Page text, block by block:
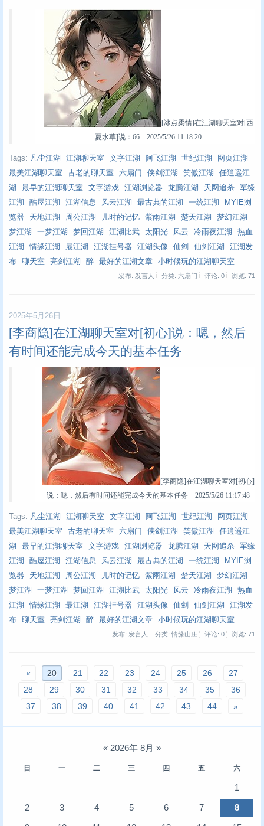
[冰点柔情]在江湖聊天室对[西
夏水草]说：66 2025/5/26 11:18:20
Tags: 凡尘江湖 江湖聊天室 文字江湖 阿飞江湖 世纪江湖
网页江湖
最美江湖聊天室
古老的聊天室 六扇门 侠剑江湖 笑傲江湖
任逍遥江
湖
最早的江湖聊天室 文字游戏 江湖浏览器 龙腾江湖 天网追杀
军缘
江湖
酷屋江湖 江湖信息 风云江湖 最古典的江湖 一统江湖
MYIE浏
览器
天地江湖 周公江湖 儿时的记忆 紫雨江湖 楚天江湖
梦幻江湖
梦江湖
一梦江湖 梦回江湖 江湖比武 太阳光 风云 冷雨夜江湖
热血
江湖
情缘江湖 最江湖 江湖挂号器 江湖头像 仙剑 仙剑江湖
江湖发
布
聊天室 亮剑江湖 醉 最好的江湖文章 小时候玩的江湖聊天室
发布: 发言人 分类: 六扇门 评论: 0 浏览: 71
2025年5月26日
[李商隐]在江湖聊天室对[初心]说：嗯，然后
有时间还能完成今天的基本任务
[李商隐]在江湖聊天室对[初心]
说：嗯，然后有时间还能完成今天的基本任务 2025/5/26 11:17:48
Tags: 凡尘江湖 江湖聊天室 文字江湖 阿飞江湖 世纪江湖
网页江湖
最美江湖聊天室
古老的聊天室 六扇门 侠剑江湖 笑傲江湖
任逍遥江
湖
最早的江湖聊天室 文字游戏 江湖浏览器 龙腾江湖 天网追杀
军缘
江湖
酷屋江湖 江湖信息 风云江湖 最古典的江湖 一统江湖
MYIE浏
览器
天地江湖 周公江湖 儿时的记忆 紫雨江湖 楚天江湖
梦幻江湖
梦江湖
一梦江湖 梦回江湖 江湖比武 太阳光 风云 冷雨夜江湖
热血
江湖
情缘江湖 最江湖 江湖挂号器 江湖头像 仙剑 仙剑江湖
江湖发
布
聊天室 亮剑江湖 醉 最好的江湖文章 小时候玩的江湖聊天室
发布: 发言人 分类: 情缘山庄 评论: 0 浏览: 71
« 20 21 22 23 24 25 26
27
28
29 30 31 32 33 34 35
36
37
38 39 40 41 42 43 44 »
« 2026年 8月 »
日 一 二 三 四 五 六
1
2
3 4 5 6 7
8